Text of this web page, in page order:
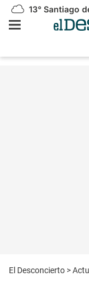
13° Santiago
El Desconcierto >